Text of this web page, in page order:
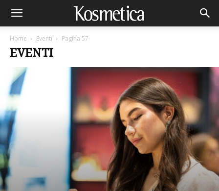
Home Eventi Pagina 57
EVENTI